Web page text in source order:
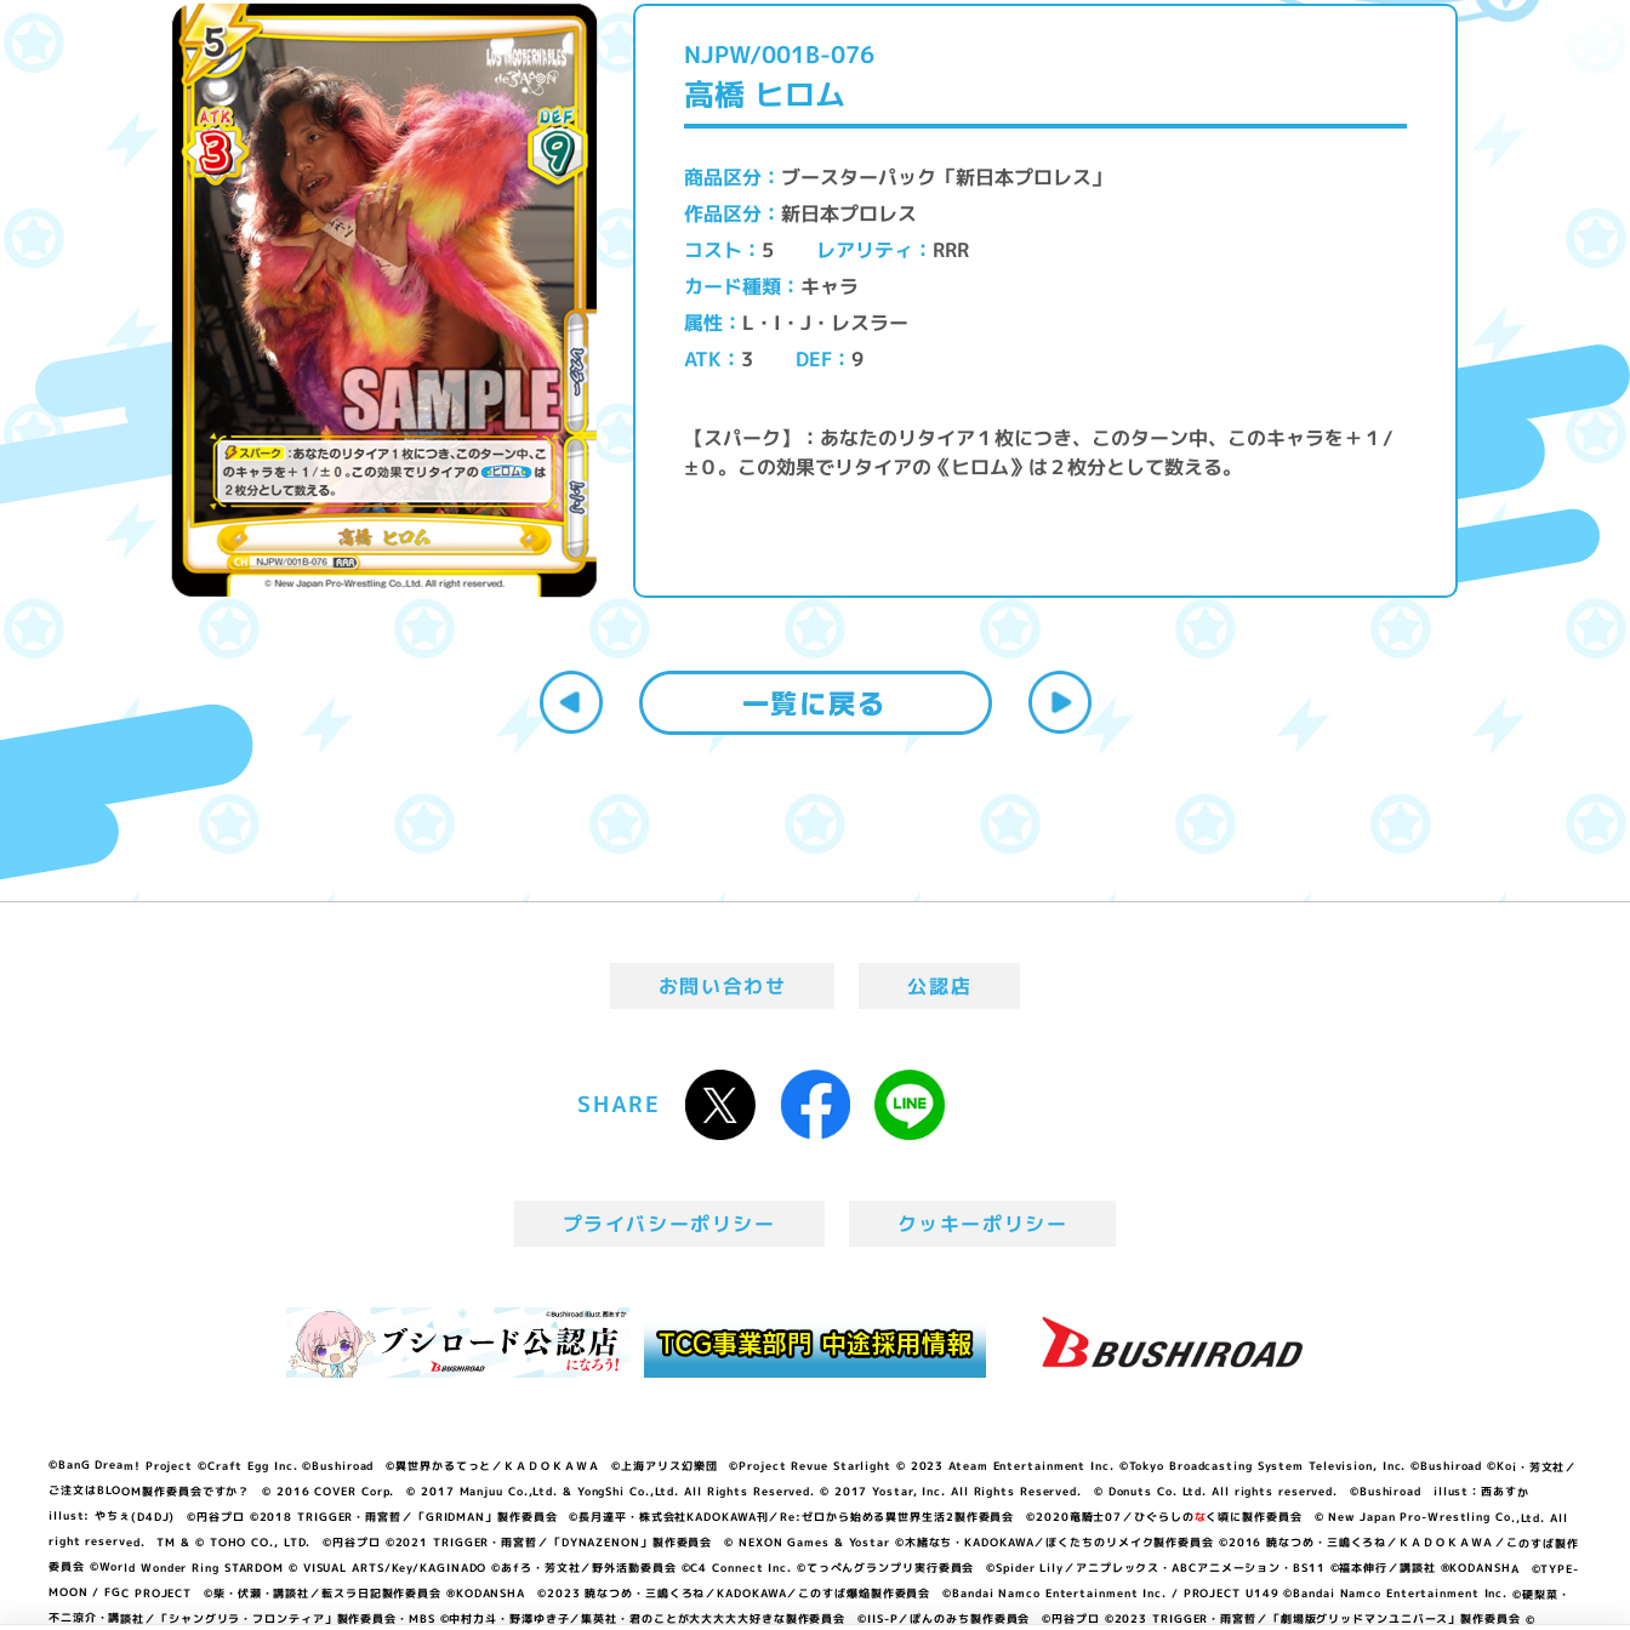
NJPW/001B-076
高橋 ヒロム
商品区分 ブースターパック「新日本プロレス」
作品区分 新日本プロレス
コスト 5 レアリティ RRR
カード種類 キャラ
属性 L・I・J・レスラー
ATK 3 DEF 9
【スパーク】：あなたのリタイア１枚につき、このターン中、このキャラを＋１/
±０。この効果でリタイアの《ヒロム》は２枚分として数える。
お問い合わせ 公認店
SHARE
プライバシーポリシー クッキーポリシー
©BanG Dream! Project ©Craft Egg Inc. ©Bushiroad ©異世界かるてっと／ＫＡＤＯＫＡＷＡ ©上海アリス幻樂団 ©Project Revue Starlight © 2023 Ateam Entertainment Inc. ©Tokyo Broadcasting System Television, Inc. ©Bushiroad ©Koi・芳文社／
ご注文はBLOOM製作委員会ですか？ © 2016 COVER Corp. © 2017 Manjuu Co.,Ltd. & YongShi Co.,Ltd. All Rights Reserved. © 2017 Yostar, Inc. All Rights Reserved. © Donuts Co. Ltd. All rights reserved. ©Bushiroad illust：西あすか
illust: やちぇ(D4DJ) ©円谷プロ ©2018 TRIGGER・雨宮哲／「GRIDMAN」製作委員会 ©長月達平・株式会社KADOKAWA刊／Re:ゼロから始める異世界生活2製作委員会 ©2020竜騎士07／ひぐらしのなく頃に製作委員会 © New Japan Pro-Wrestling Co.,Ltd. All
right reserved. TM & © TOHO CO., LTD. ©円谷プロ ©2021 TRIGGER・雨宮哲／「DYNAZENON」製作委員会 © NEXON Games & Yostar ©木緒なち・KADOKAWA／ぼくたちのリメイク製作委員会 ©2016 暁なつめ・三嶋くろね／ＫＡＤＯＫＡＷＡ／このすば製作
委員会 ©World Wonder Ring STARDOM © VISUAL ARTS/Key/KAGINADO ©あfろ・芳文社／野外活動委員会 ©C4 Connect Inc. ©てっぺんグランプリ実行委員会 ©Spider Lily／アニプレックス・ABCアニメーション・BS11 ©福本伸行／講談社 ®KODANSHA ©TYPE-
MOON / FGC PROJECT ©柴・伏瀬・講談社／転スラ日記製作委員会 ®KODANSHA ©2023 暁なつめ・三嶋くろね／KADOKAWA／このすば爆焔製作委員会 ©Bandai Namco Entertainment Inc. / PROJECT U149 ©Bandai Namco Entertainment Inc. ©硬梨菜・
不二涼介・講談社／「シャングリラ・フロンティア」製作委員会・MBS ©中村力斗・野澤ゆき子／集英社・君のことが大大大大大好きな製作委員会 ©IIS-P／ぽんのみち製作委員会 ©円谷プロ ©2023 TRIGGER・雨宮哲／「劇場版グリッドマンユニバース」製作委員会 ©